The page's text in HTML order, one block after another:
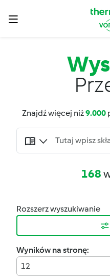
Znajdź więcej niż9.000
168
Rozszerz wyszukiwanie
Wyników na stronę:
12